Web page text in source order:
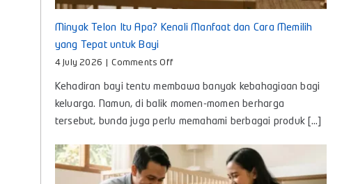
Minyak Telon Itu Apa? Kenali Manfaat dan Cara Memilih
yang Tepat untuk Bayi
4 July 2026 Comments Offon
Telon
Itu
Cara
Memilih
Kehadiran bayi tentu membawa banyak kebahagiaan bagi
keluarga. Namun, di balik momen-momen berharga
tersebut, bunda juga perlu memahami berbagai produk [...]